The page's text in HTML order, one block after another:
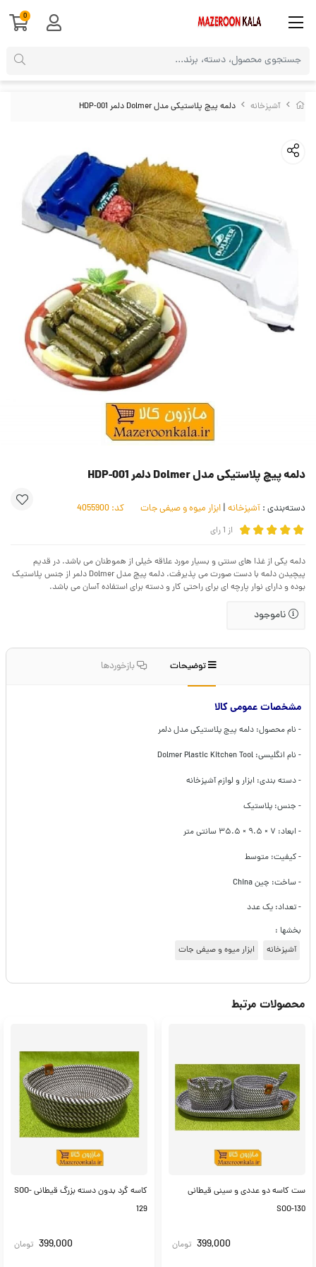
آشپزخانه دلمه پیچ پلاستیکی مدل Dolmer دلمر HDP-001
دلمه پیچ پلاستیکی مدل Dolmer دلمر HDP-001
دسته‌بندی : آشپزخانه | ابزار میوه و صیفی جات کد:
از 1رای
دلمه یکی از غذا های سنتی و بسیار مورد علاقه خیلی از هموطنان می باشد. در قدیم
پیچیدن دلمه با دست صورت می پذیرفت. دلمه پیچ مدل Dolmer دلمر از جنس پلاستیک
بوده و دارای نوار پارچه ‌ای برای راحتی کار و دسته برای استفاده آسان می باشد.
ناموجود
توضیحات بازخوردها
مشخصات عمومی کالا
- نام محصول: دلمه پیچ پلاستیکی مدل دلمر
- نام انگلیسی: Dolmer Plastic Kitchen Tool
- دسته بندی: ابزار و لوازم آشپزخانه
- جنس: پلاستیک
- ابعاد: ۷ × ۹.۵ × ۳۵.۵ سانتی ‌متر
- کیفیت: متوسط
- ساخت: چین China
- تعداد: یک عدد
بخشها :
آشپزخانه
ابزار میوه و صیفی جات
محصولات مرتبط
ست کاسه دو عددی و سینی قیطانی
SOO-130
399,000 تومان
کاسه گرد بدون دسته بزرگ قیطانی SOO-
129
399,000 تومان
0